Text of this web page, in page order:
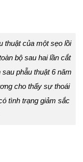
thuật của một sẹo lồi
bộ sau hai lần cắt
phẫu thuật 6 năm
cho thấy sự thoái
tình trạng giảm sắc